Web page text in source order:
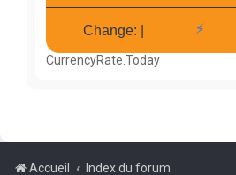
CurrencyRate.Today
Accueil Index du forum